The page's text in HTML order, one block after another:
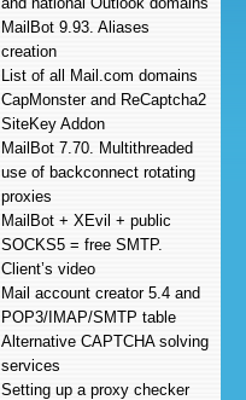
MailBot 9.93. Aliases
creation
List of all Mail.com domains
CapMonster and ReCaptcha2
SiteKey Addon
MailBot 7.70. Multithreaded
use of backconnect rotating
proxies
MailBot + XEvil + public
SOCKS5 = free SMTP.
Client’s video
Mail account creator 5.4 and
POP3/IMAP/SMTP table
Alternative CAPTCHA solving
services
Setting up a proxy checker